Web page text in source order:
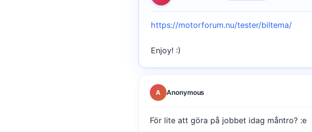
https://motorforum.nu/tester/biltema/
Enjoy! :)
A Anonymous
För lite att göra på jobbet idag måntro? :e